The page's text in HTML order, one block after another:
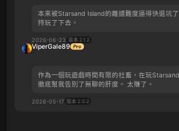
本來被Starsand Island的離譜難度逼得快退坑
持玩了下去。
2026-06-23 版本 2.1.2
ViperGale89
作為一個玩遊戲時間有限的社畜，在玩
徹底幫我告別了無聊的肝度。 太賺了。
2026-05-17 版本 2.0.2